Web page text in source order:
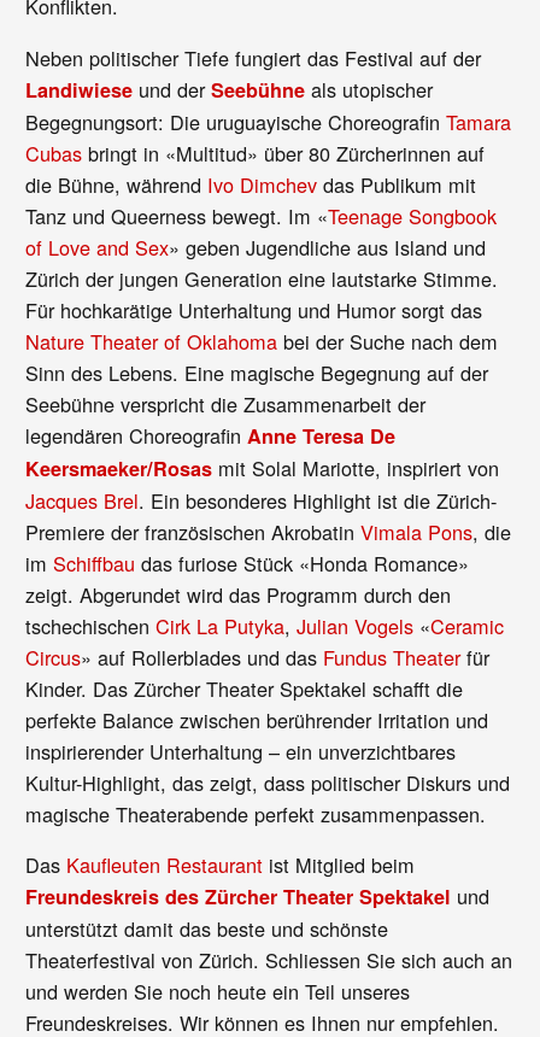
Konflikten.
Neben politischer Tiefe fungiert das Festival auf der
Landiwiese und derSeebühne als utopischer
Begegnungsort: Die uruguayische ChoreografinTamara
Cubas bringt in «Multitud» über 80 Zürcherinnen auf
die Bühne, während Ivo Dimchev das Publikum mit
Tanz und Queerness bewegt. Im «Teenage Songbook
of Love and Sex» geben Jugendliche aus Island und
Zürich der jungen Generation eine lautstarke Stimme.
Für hochkarätige Unterhaltung und Humor sorgt das
Nature Theater of Oklahoma bei der Suche nach dem
Sinn des Lebens. Eine magische Begegnung auf der
Seebühne verspricht die Zusammenarbeit der
legendären Choreografin Anne Teresa De
Keersmaeker/Rosas mit Solal Mariotte, inspiriert von
Jacques Brel. Ein besonderes Highlight ist die Zürich-
Premiere der französischen AkrobatinVimala Pons, die
imSchiffbau das furiose Stück «Honda Romance»
zeigt. Abgerundet wird das Programm durch den
tschechischenCirk La Putyka,Julian Vogels «Ceramic
Circus» auf Rollerblades und das Fundus Theaterfür
Kinder. Das Zürcher Theater Spektakel schafft die
perfekte Balance zwischen berührender Irritation und
inspirierender Unterhaltung – ein unverzichtbares
Kultur-Highlight, das zeigt, dass politischer Diskurs und
magische Theaterabende perfekt zusammenpassen.
Das Kaufleuten Restaurant ist Mitglied beim
Freundeskreis des Zürcher Theater Spektakel und
unterstützt damit das beste und schönste
Theaterfestival von Zürich. Schliessen Sie sich auch an
und werden Sie noch heute ein Teil unseres
Freundeskreises. Wir können es Ihnen nur empfehlen.